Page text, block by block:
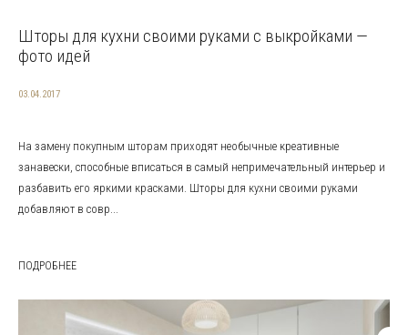
Шторы для кухни своими руками с выкройками —
фото идей
03.04.2017
На замену покупным шторам приходят необычные креативные
занавески, способные вписаться в самый непримечательный интерьер и
разбавить его яркими красками. Шторы для кухни своими руками
добавляют в совр...
ПОДРОБНЕЕ